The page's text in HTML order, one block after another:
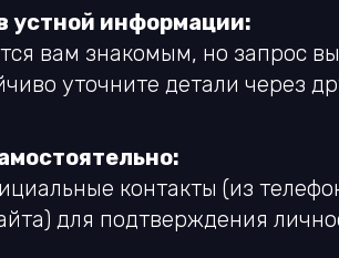
устной информации:
вам знакомым, но запрос
уточните детали через
контакты (из
для подтверждения